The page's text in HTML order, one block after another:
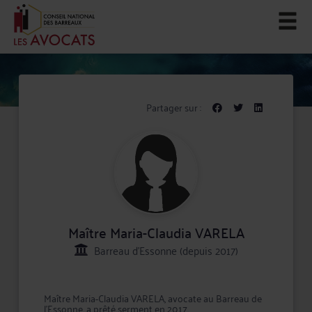
Partager sur :
Maître Maria-Claudia VARELA
Barreau d'Essonne (depuis 2017)
Maître Maria-Claudia VARELA, avocate au Barreau de
l'Essonne, a prêté serment en 2017.